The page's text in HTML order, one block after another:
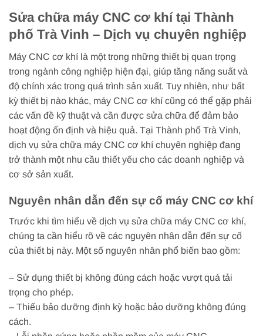
Sửa chữa máy CNC cơ khí tại Thành
phố Trà Vinh – Dịch vụ chuyên nghiệp
Máy CNC cơ khí là một trong những thiết bị quan trọng
trong ngành công nghiệp hiện đại, giúp tăng năng suất và
độ chính xác trong quá trình sản xuất. Tuy nhiên, như bất
kỳ thiết bị nào khác, máy CNC cơ khí cũng có thể gặp phải
các vấn đề kỹ thuật và cần được sửa chữa để đảm bảo
hoạt động ổn định và hiệu quả. Tại Thành phố Trà Vinh,
dịch vụ sửa chữa máy CNC cơ khí chuyên nghiệp đang
trở thành một nhu cầu thiết yếu cho các doanh nghiệp và
cơ sở sản xuất.
Nguyên nhân dẫn đến sự cố máy CNC cơ khí
Trước khi tìm hiểu về dịch vụ sửa chữa máy CNC cơ khí,
chúng ta cần hiểu rõ về các nguyên nhân dẫn đến sự cố
của thiết bị này. Một số nguyên nhân phổ biến bao gồm:
– Sử dụng thiết bị không đúng cách hoặc vượt quá tải
trọng cho phép.
– Thiếu bảo dưỡng định kỳ hoặc bảo dưỡng không đúng
cách.